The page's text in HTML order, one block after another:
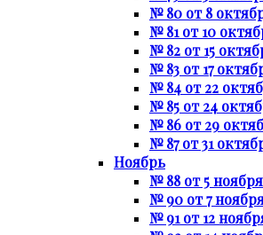
№ 80 от 8
№ 81 от 10
№ 82 от 15
№ 83 от 17
№ 84 от 22
№ 85 от 24
№ 86 от 29
№ 87 от 31
Ноябрь
№ 88 от 5
№ 90 от 7
№ 91 от 12